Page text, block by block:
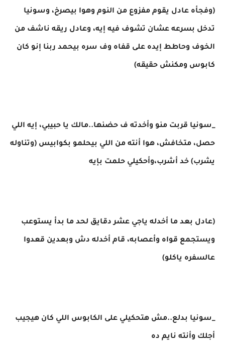
(وفجأه عادل يقوم مفزوع من النوم وهوا بيصرخ، وسونيا
تدخل بسرعه عشان تشوف فيه إيه، وعادل ريقه ناشف من
الخوف وحاطط إيده على قفاه وف سره بيحمد ربنا إنو كان
كابوس ومكنش حقيقه)
_سونيا قربت منو وأخدته ف حضنها..مالك يا حبيبي، إيه اللي
حصل، متخافش، هوا أنته من اللي بيحلمو بكوابيس (وتناوله
يشرب) خد أشرب،وأحكيلي حلمت بإيه
(عادل بعد ما أخدله ياجي عشر دقايق لحد ما بدأ يستوعب
ويستجمع قواه وأعصابه، قام أخدله دش وبعدين قعدوا
عالسفره ياكلو)
_سونيا بدلع..مش هتحكيلي على الكابوس اللي كان هيجيب
أجلك وأنته نايم ده